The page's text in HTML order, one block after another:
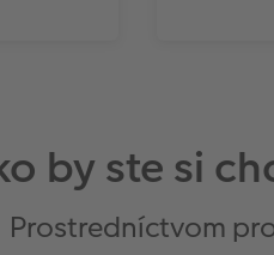
by ste si
Prostredníctvom